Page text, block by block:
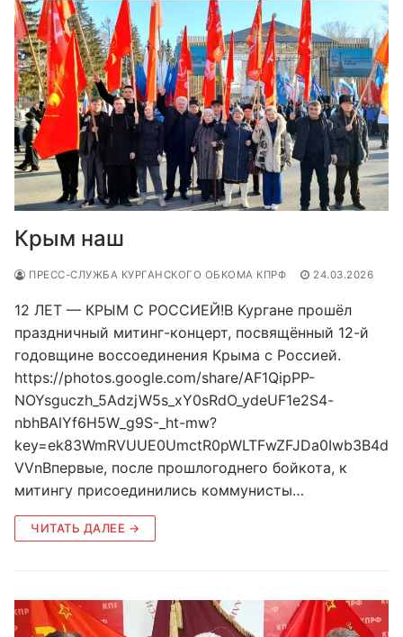
Крым наш
ПРЕСС-СЛУЖБА КУРГАНСКОГО ОБКОМА КПРФ 24.03.2026
12 ЛЕТ — КРЫМ С РОССИЕЙ!В Кургане прошёл
праздничный митинг-концерт, посвящённый 12-й
годовщине воссоединения Крыма с Россией.
https://photos.google.com/share/AF1QipPP-
NOYsguczh_5AdzjW5s_xY0sRdO_ydeUF1e2S4-
nbhBAlYf6H5W_g9S-_ht-mw?
key=ek83WmRVUUE0UmctR0pWLTFwZFJDa0Iwb3B4d
VVnВпервые, после прошлогоднего бойкота, к
митингу присоединились коммунисты…
ЧИТАТЬ ДАЛЕЕ →